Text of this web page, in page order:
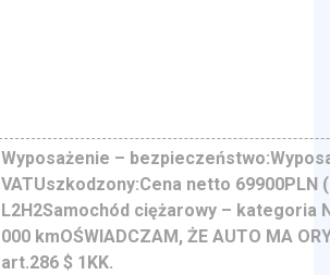
Wyposażenie –
VATUszkodzony:Cena netto
L2H2Samochód ciężarowy – kategoria
000 kmOŚWIADCZAM, ŻE AUTO MA
art.286 $ 1KK.